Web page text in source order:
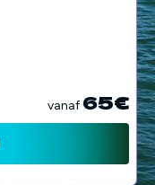
vanaf 65€